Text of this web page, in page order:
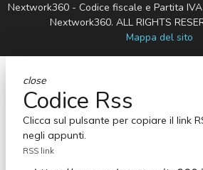
Nextwork360 - Codice fiscale e Partita
Nextwork360. ALL RIGHTS
Mappa del sito
close
Codice Rss
Clicca sul pulsante per copiare il link
negli appunti.
RSS link